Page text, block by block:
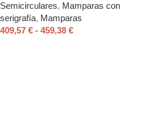
Semicirculares, Mamparas con
serigrafía, Mamparas
409,57 € - 459,38 €